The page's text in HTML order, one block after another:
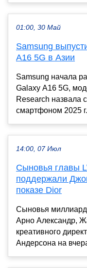
01:00, 30 Май
Samsung
A16 5G в Азии
Samsung начала
Galaxy A16 5G,
Research
смартфоном 2025
14:00, 07 Июл
Сыновья главы
поддержали
показе Dior
Сыновья
Арно Александр,
креативного
Андерсона на